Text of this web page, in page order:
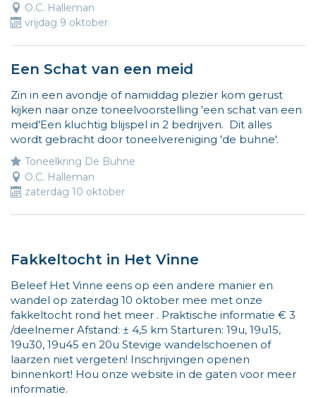
O.C. Halleman
vrijdag 9 oktober
Een Schat van een meid
Zin in een avondje of namiddag plezier kom gerust
kijken naar onze toneelvoorstelling 'een schat van een
meid'Een kluchtig blijspel in 2 bedrijven. Dit alles
wordt gebracht door toneelvereniging 'de buhne'.
Toneelkring De Buhne
O.C. Halleman
zaterdag 10 oktober
Fakkeltocht in Het Vinne
Beleef Het Vinne eens op een andere manier en
wandel op zaterdag 10 oktober mee met onze
fakkeltocht rond het meer . Praktische informatie € 3
/deelnemer Afstand: ± 4,5 km Starturen: 19u, 19u15,
19u30, 19u45 en 20u Stevige wandelschoenen of
laarzen niet vergeten! Inschrijvingen openen
binnenkort! Hou onze website in de gaten voor meer
informatie.